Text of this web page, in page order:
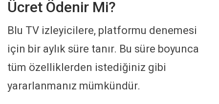
Ücret Ödenir Mi?
Blu TV izleyicilere, platformu denemesi
için bir aylık süre tanır. Bu süre boyunca
tüm özelliklerden istediğiniz gibi
yararlanmanız mümkündür.